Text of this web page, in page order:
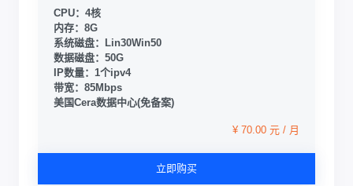
CPU：4核
内存：8G
系统磁盘：Lin30Win50
数据磁盘：50G
IP数量：1个ipv4
带宽：85Mbps
美国Cera数据中心(免备案)
¥ 70.00 元 / 月
立即购买